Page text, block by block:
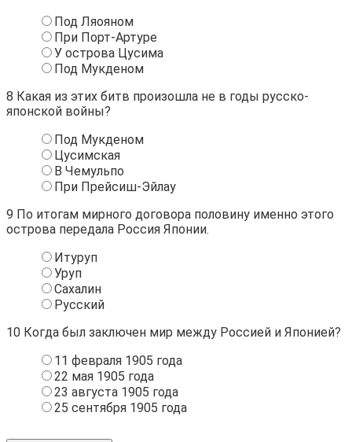
Под Ляояном
При Порт-Артуре
У острова Цусима
Под Мукденом
8 Какая из этих битв произошла не в годы русско-
японской войны?
Под Мукденом
Цусимская
В Чемульпо
При Прейсиш-Эйлау
9 По итогам мирного договора половину именно этого
острова передала Россия Японии.
Итуруп
Уруп
Сахалин
Русский
10 Когда был заключен мир между Россией и Японией?
11 февраля 1905 года
22 мая 1905 года
23 августа 1905 года
25 сентября 1905 года